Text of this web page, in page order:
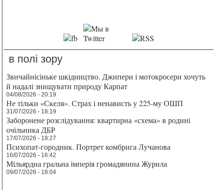
в полі зору
Звичайнісіньке шкідництво. Джипери і мотокросери хочуть
й надалі знищувати природу Карпат
04/08/2026 - 20:19
Не тільки «Скеля». Страх і ненависть у 225-му ОШП
31/07/2026 - 18:19
Заборонене розслідування: квартирна «схема» в родині
очільника ДБР
17/07/2026 - 18:27
Психопат-городник. Портрет комбрига Лучанова
16/07/2026 - 16:42
Мільярдна гральна імперія громадянина Журила
09/07/2026 - 18:04